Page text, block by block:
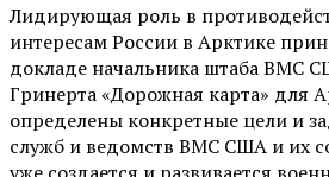
Лидирующая роль в
интересам России в Арктике
докладе начальника штаба ВМС
Гринерта «Дорожная карта» для
определены конкретные цели и
служб и ведомств ВМС США и их